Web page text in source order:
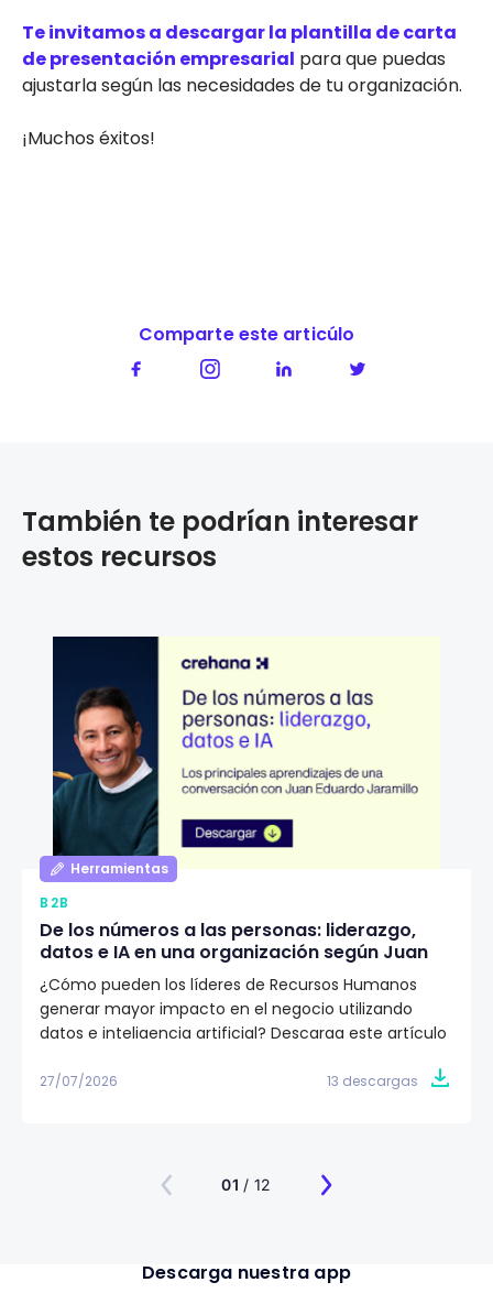
Te invitamos a descargar la plantilla de carta
de presentación empresarial para que puedas
ajustarla según las necesidades de tu organización.
¡Muchos éxitos!
Comparte este articúlo
También te podrían interesar
estos recursos
Herramientas
B2B
De los números a las personas: liderazgo,
datos e IA en una organización según Juan
Eduardo Jaramillo
¿Cómo pueden los líderes de Recursos Humanos
generar mayor impacto en el negocio utilizando
datos e inteligencia artificial? Descarga este artículo
VP de Talento Humano en Emtelco, sobre el papel del
27/07/2026 13 descargas
01 / 12
Descarga nuestra app